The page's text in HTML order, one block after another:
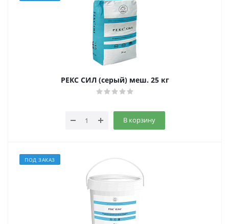
РЕКС СИЛ (серый) меш. 25 кг
В корзину
ПОД ЗАКАЗ